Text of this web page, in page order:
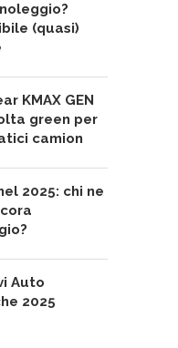
(quasi)
KMAX GEN
green per
camion
2025: chi ne
Auto
2025